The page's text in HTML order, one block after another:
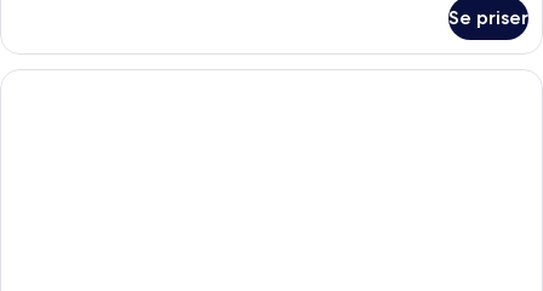
dubbelrum
Se priser